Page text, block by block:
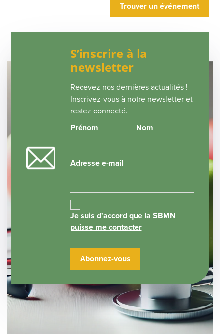
Trouver un événement
S’inscrire à la
newsletter
Recevez nos dernières actualités !
Inscrivez-vous à notre newsletter et
restez connecté.
Prénom
Nom
Adresse e-mail
Je suis d'accord que la SBMN
puisse me contacter